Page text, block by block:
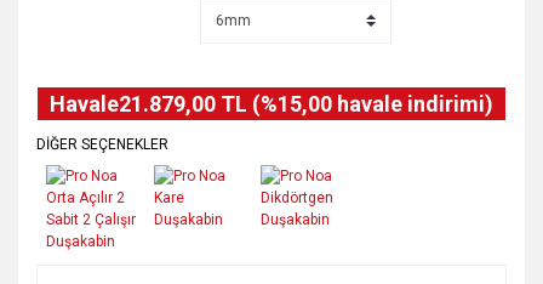
Havale21.879,00 TL (%15,00 havale indirimi)
DİĞER SEÇENEKLER